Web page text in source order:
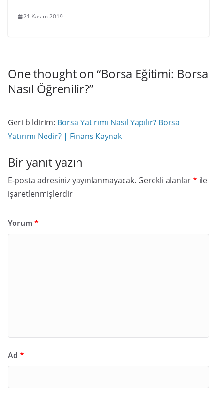
21 Kasım 2019
One thought on “Borsa Eğitimi: Borsa
Nasıl Öğrenilir?”
Geri bildirim: Borsa Yatırımı Nasıl Yapılır? Borsa
Yatırımı Nedir? | Finans Kaynak
Bir yanıt yazın
E-posta adresiniz yayınlanmayacak. Gerekli alanlar* ile
işaretlenmişlerdir
Yorum *
Ad *